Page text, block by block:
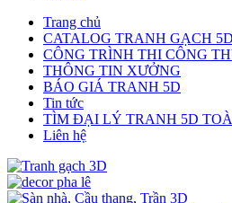
Trang chủ
CATALOG TRANH GẠCH 5D
CÔNG TRÌNH THI CÔNG
THÔNG TIN XƯỞNG
BÁO GIÁ TRANH 5D
Tin tức
TÌM ĐẠI LÝ TRANH 5D
Liên hệ